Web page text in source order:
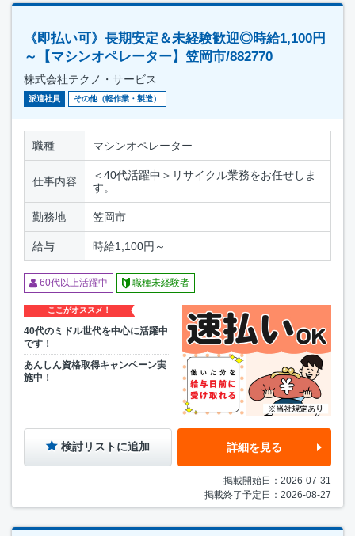
《即払い可》長期安定＆未経験歓迎◎時給1,100円
～【マシンオペレーター】笠岡市/882770
株式会社テクノ・サービス
派遣社員 その他（軽作業・製造）
職種 マシンオペレーター
仕事内容
＜40代活躍中＞リサイクル業務をお任せしま
す。
勤務地 笠岡市
給与 時給1,100円～
60代以上活躍中 職種未経験者
ここがオススメ！
40代のミドル世代を中心に活躍中
です！
あんしん資格取得キャンペーン実
施中！
検討リストに追加 詳細を見る
掲載開始日：2026-07-31
掲載終了予定日：2026-08-27